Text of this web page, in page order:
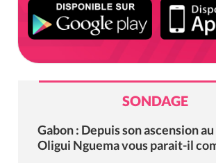
SONDAGE
Gabon : Depuis son ascension
Oligui Nguema vous parait-il